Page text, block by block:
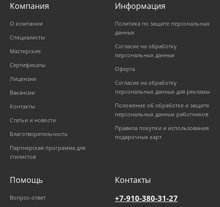
Компания
О компании
Специалисты
Мастерские
Сертификаты
Лицензии
Вакансии
Контакты
Статьи и новости
Благотворительность
Партнерская программа для
стилистов
Информация
Политика по защите персональных
данных
Согласие на обработку
персональных данных
Оферта
Согласие на обработку
персональных данных для рекламы
Положение об обработке и защите
персональных данных работников
Правила покупки и использования
подарочных карт
Помощь
Вопрос-ответ
Контакты
+7-910-380-31-27